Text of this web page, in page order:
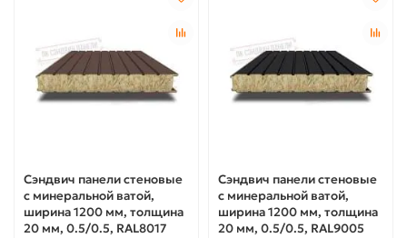
Сэндвич панели стеновые
с минеральной ватой,
ширина 1200 мм, толщина
20 мм, 0.5/0.5, RAL8017
Сэндвич панели стеновые
с минеральной ватой,
ширина 1200 мм, толщина
20 мм, 0.5/0.5, RAL9005